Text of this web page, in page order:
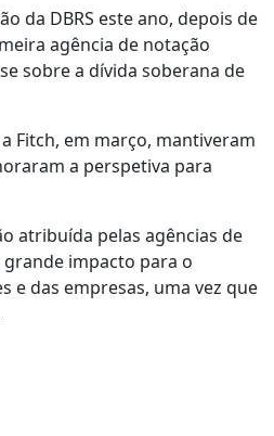
da DBRS este ano, depois de
agência de notação
sobre a dívida soberana de
a Fitch, em março, mantiveram
a perspetiva para
atribuída pelas agências de
impacto para o
e das empresas, uma vez que